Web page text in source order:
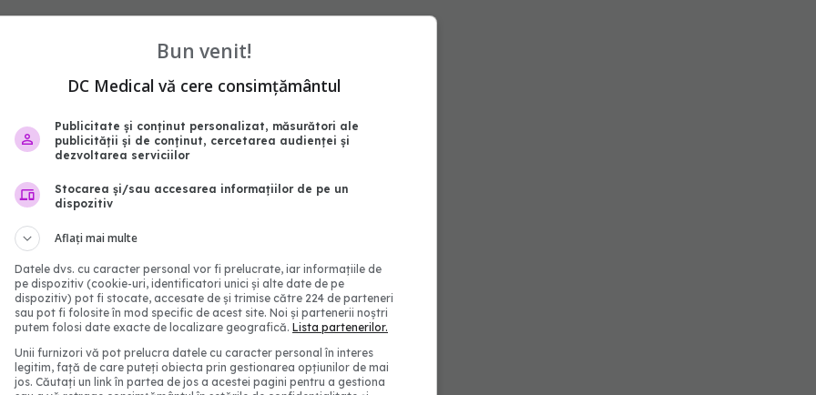
pot indica factorii de risc care stau la baza
arterială)
Bun venit!
DC Medical vă cere consimțământul
Publicitate și conținut personalizat, măsurători ale
publicității și de conținut, cercetarea audienței și
dezvoltarea serviciilor
Stocarea și/sau accesarea informațiilor de pe un
dispozitiv
Aflați mai multe
Datele dvs. cu caracter personal vor fi prelucrate, iar informațiile de
pe dispozitiv (cookie-uri, identificatori unici și alte date de pe
dispozitiv) pot fi stocate, accesate de și trimise către 224 de parteneri
sau pot fi folosite în mod specific de acest site. Noi și partenerii noștri
putem folosi date exacte de localizare geografică. Lista partenerilor.
Unii furnizori vă pot prelucra datele cu caracter personal în interes
legitim, față de care puteți obiecta prin gestionarea opțiunilor de mai
jos. Căutați un link în partea de jos a acestei pagini pentru a gestiona